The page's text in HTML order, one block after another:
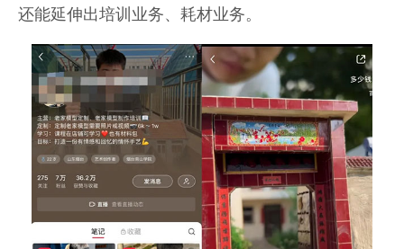
还能延伸出培训业务、耗材业务。